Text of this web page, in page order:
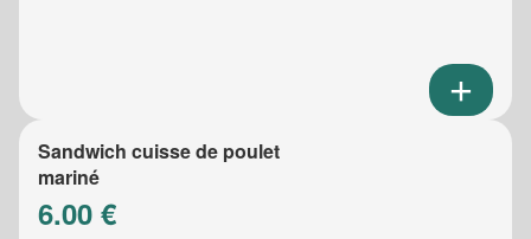
Sandwich cuisse de poulet
mariné
6.00 €